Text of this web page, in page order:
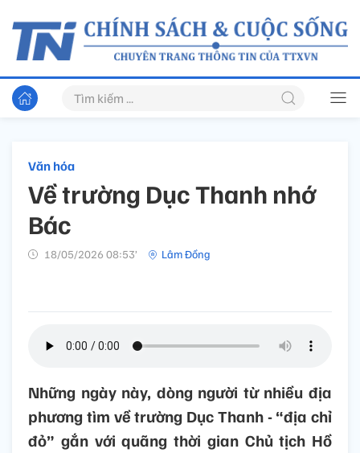
Văn hóa
Về trường Dục Thanh nhớ
Bác
18/05/2026 08:53’ Lâm Đồng
Những ngày này, dòng người từ nhiều địa
phương tìm về trường Dục Thanh - “địa chỉ
đỏ” gắn với quãng thời gian Chủ tịch Hồ